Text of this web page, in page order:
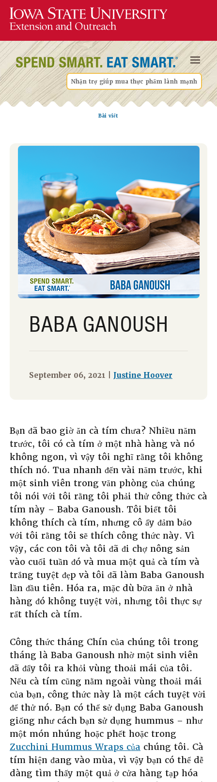
Nhận trợ giúp mua thực phẩm lành mạnh
Bài viết
BABA GANOUSH
September 06, 2021 | Justine Hoover
Bạn đã bao giờ ăn cà tím chưa? Nhiều năm
trước, tôi có cà tím ở một nhà hàng và nó
không ngon, vì vậy tôi nghĩ rằng tôi không
thích nó. Tua nhanh đến vài năm trước, khi
một sinh viên trong văn phòng của chúng
tôi nói với tôi rằng tôi phải thử công thức cà
tím này – Baba Ganoush. Tôi biết tôi
không thích cà tím, nhưng cô ấy đảm bảo
với tôi rằng tôi sẽ thích công thức này. Vì
vậy, các con tôi và tôi đã đi chợ nông sản
vào cuối tuần đó và mua một quả cà tím và
trắng tuyệt đẹp và tôi đã làm Baba Ganoush
lần đầu tiên. Hóa ra, mặc dù bữa ăn ở nhà
hàng đó không tuyệt vời, nhưng tôi thực sự
rất thích cà tím.
Công thức tháng Chín của chúng tôi trong
tháng là Baba Ganoush nhờ một sinh viên
đã đẩy tôi ra khỏi vùng thoải mái của tôi.
Nếu cà tím cũng nằm ngoài vùng thoải mái
của bạn, công thức này là một cách tuyệt vời
để thử nó. Bạn có thể sử dụng Baba Ganoush
giống như cách bạn sử dụng hummus – như
một món nhúng hoặc phết hoặc trong
Zucchini Hummus Wraps của chúng tôi. Cà
tím hiện đang vào mùa, vì vậy bạn có thể dễ
dàng tìm thấy một quả ở cửa hàng tạp hóa